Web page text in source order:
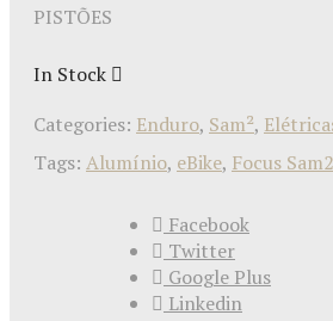
PISTÕES
In Stock
Categories: Enduro, Sam²,
Tags: Alumínio, eBike, Focus Sam2
Facebook
Twitter
Google Plus
Linkedin